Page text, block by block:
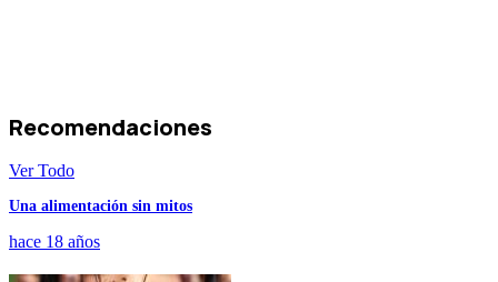
Recomendaciones
Ver Todo
Una alimentación sin mitos
hace 18 años